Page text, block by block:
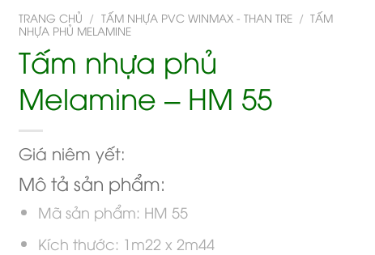
TRANG CHỦ / TẤM NHỰA PVC WINMAX - THAN TRE / TẤM
NHỰA PHỦ MELAMINE
Tấm nhựa phủ
Melamine – HM 55
Giá niêm yết:
Mô tả sản phẩm:
Mã sản phẩm: HM 55
Kích thước: 1m22 x 2m44